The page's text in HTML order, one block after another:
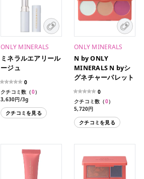
ONLY MINERALS
ミネラルエアリール
ージュ
0
クチコミ数（0）
3,630円/3g
クチコミを見る
ONLY MINERALS
N by ONLY
MINERALS N byシ
グネチャーパレット
0
クチコミ数（0）
5,720円
クチコミを見る